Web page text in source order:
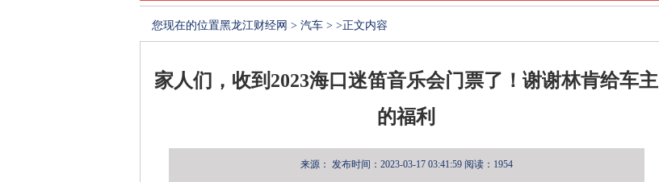
您现在的位置黑龙江财经网 > 汽车 > >正文内容
家人们，收到2023海口迷笛音乐会门票了！谢谢林肯给车主
的福利
来源： 发布时间：2023-03-17 03:41:59 阅读：1954